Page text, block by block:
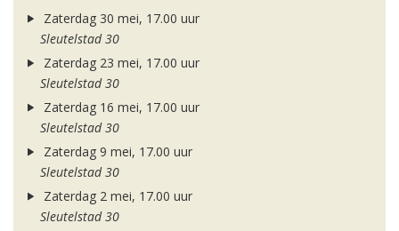
Zaterdag 30 mei, 17.00 uur
Sleutelstad 30
Zaterdag 23 mei, 17.00 uur
Sleutelstad 30
Zaterdag 16 mei, 17.00 uur
Sleutelstad 30
Zaterdag 9 mei, 17.00 uur
Sleutelstad 30
Zaterdag 2 mei, 17.00 uur
Sleutelstad 30